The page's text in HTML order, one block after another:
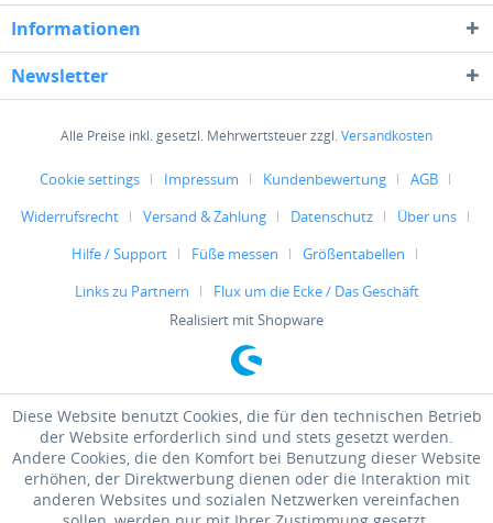
Informationen
Newsletter
Alle Preise inkl. gesetzl. Mehrwertsteuer zzgl.Versandkosten
Cookie settings Impressum Kundenbewertung
AGB
Widerrufsrecht
Versand & Zahlung Datenschutz
Über uns
Hilfe / Support
Füße messen
Größentabellen
Links zu Partnern
Flux um die Ecke / Das Geschäft
Realisiert mit Shopware
Diese Website benutzt Cookies, die für den technischen Betrieb
der Website erforderlich sind und stets gesetzt werden.
Andere Cookies, die den Komfort bei Benutzung dieser Website
erhöhen, der Direktwerbung dienen oder die Interaktion mit
anderen Websites und sozialen Netzwerken vereinfachen